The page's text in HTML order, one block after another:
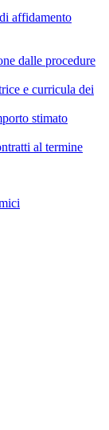
affidamento
dalle procedure
e curricula dei
stimato
al termine